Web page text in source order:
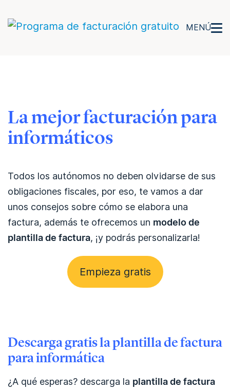
MENÚ
La mejor facturación para
informáticos
Todos los autónomos no deben olvidarse de sus
obligaciones fiscales, por eso, te vamos a dar
unos consejos sobre cómo se elabora una
factura, además te ofrecemos un modelo de
plantilla de factura, ¡y podrás personalizarla!
Empieza gratis
Descarga gratis la plantilla de factura
para informática
¿A qué esperas? descarga la plantilla de factura